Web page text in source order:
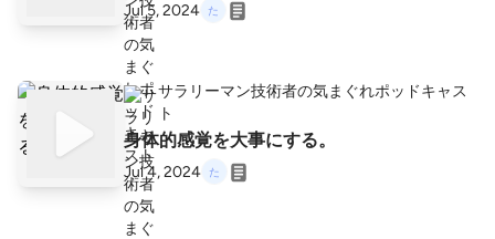
Jul 5, 2024
サラリーマン技術者の気まぐれポッドキャス
ト
身体的感覚を大事にする。
Jul 4, 2024